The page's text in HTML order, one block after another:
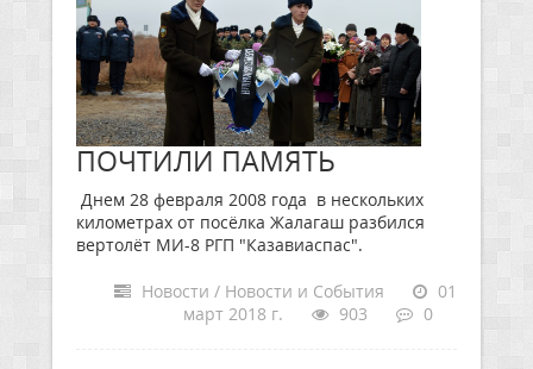
ПОЧТИЛИ ПАМЯТЬ
Днем 28 февраля 2008 года в нескольких
километрах от посёлка Жалагаш разбился
вертолёт МИ-8 РГП "Казавиаспас".
Новости / Новости и События
01
март 2018 г.
903 0